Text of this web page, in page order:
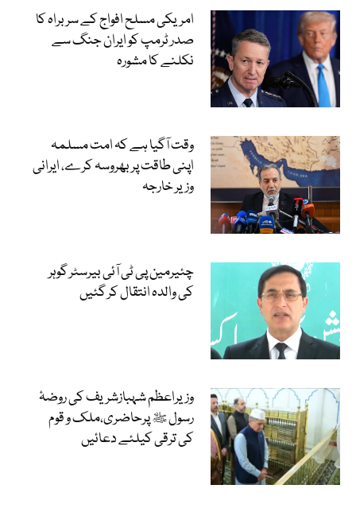
امریکی مسلح افواج کے سربراہ کا
صدر ٹرمپ کو ایران جنگ سے
نکلنے کا مشورہ
وقت آگیا ہے کہ امت مسلمہ
اپنی طاقت پر بھروسہ کرے، ایرانی
وزیر خارجہ
چئیرمین پی ٹی آئی بیرسٹر گوہر
کی والدہ انتقال کر گئیں
وزیراعظم شہبازشریف کی روضۂ
رسول ﷺ پرحاضری،ملک و قوم
کی ترقی کیلئے دعائیں